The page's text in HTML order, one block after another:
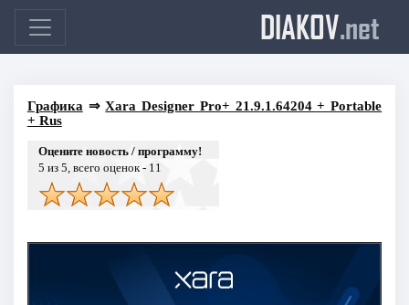
DIAKOV.net
Графика ⇒Xara Designer Pro+ 21.9.1.64204 + Portable
+ Rus
Оцените новость / программу!
5 из 5, всего оценок - 11